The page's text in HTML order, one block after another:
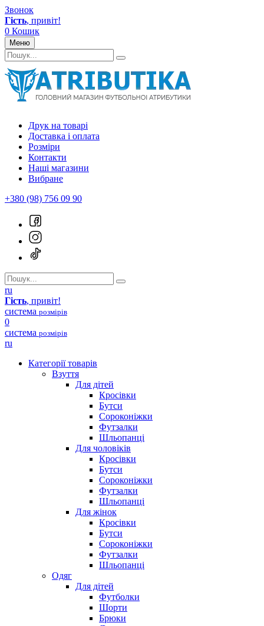
Звонок
Гість, привіт!
0 Кошик
Меню
Друк на товарі
Доставка і оплата
Розміри
Контакти
Наші магазини
Вибране
+380 (98) 756 09 90
ru
Гість, привіт!
система розмірів
0
система розмірів
ru
Категорії товарів
Взуття
Для дітей
Кросівки
Бутси
Сороконіжки
Футзалки
Шльопанці
Для чоловіків
Кросівки
Бутси
Сороконіжки
Футзалки
Шльопанці
Для жінок
Кросівки
Бутси
Сороконіжки
Футзалки
Шльопанці
Одяг
Для дітей
Футболки
Шорти
Брюки